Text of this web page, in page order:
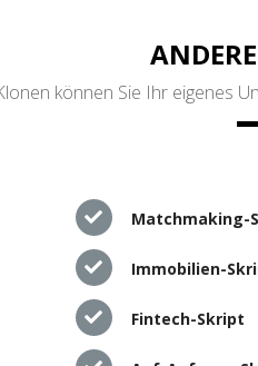
können Sie Ihr eigenes
Matchmaking-
Immobilien-
Fintech-Skript